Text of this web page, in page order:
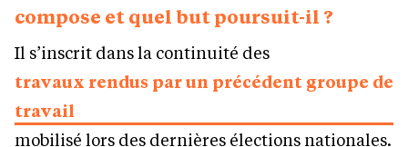
compose et quel but poursuit-il ?
Il s’inscrit dans la continuité des
travaux rendus par un précédent groupe de
travail
mobilisé lors des dernières élections nationales.